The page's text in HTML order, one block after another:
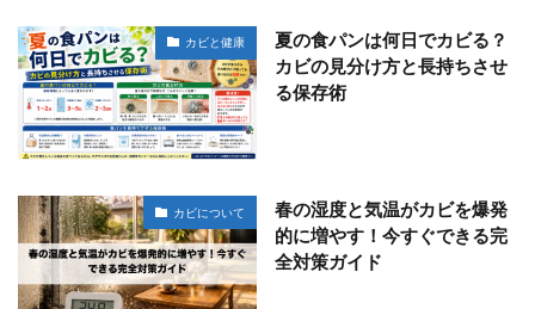
カビと健康
夏の食パンは何日でカビる？
カビの見分け方と長持ちさせ
る保存術
カビについて
春の湿度と気温がカビを爆発
的に増やす！今すぐできる完
全対策ガイド